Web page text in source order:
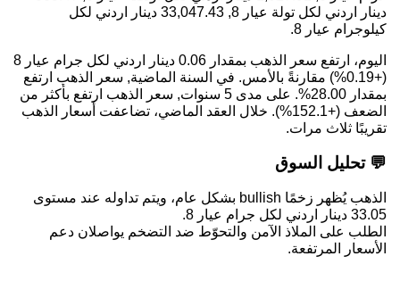
دينار اردني لكل تولة عيار 8,
33,047.43 دينار اردني لكل
كيلوجرام عيار 8.
اليوم، ارتفع سعر الذهب بمقدار 0.06 دينار اردني لكل جرام عيار 8
(+0.19%) مقارنةً بالأمس. في السنة الماضية, سعر الذهب ارتفع
بمقدار 28.00%. على مدى 5 سنوات, سعر الذهب ارتفع بأكثر من
الضعف (+152.1%). خلال العقد الماضي، تضاعفت أسعار الذهب
تقريبًا ثلاث مرات.
💬 تحليل السوق
الذهب يُظهر زخمًا bullish بشكل عام، ويتم تداوله عند مستوى
33.05 دينار اردني لكل جرام عيار 8.
الطلب على الملاذ الآمن والتحوّط ضد التضخم يواصلان دعم
الأسعار المرتفعة.